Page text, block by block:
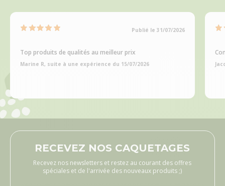
Publié le 31/07/2026
Top produits de qualités au meilleur prix
Marine R, suite à une expérience du 15/07/2026
RECEVEZ NOS CAQUETAGES
Recevez nos newsletters et restez au courant des offres
spéciales et de l'arrivée des nouveaux produits ;)